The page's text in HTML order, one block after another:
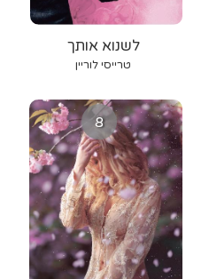
לשנוא אותך
טרייסי לוריין
8